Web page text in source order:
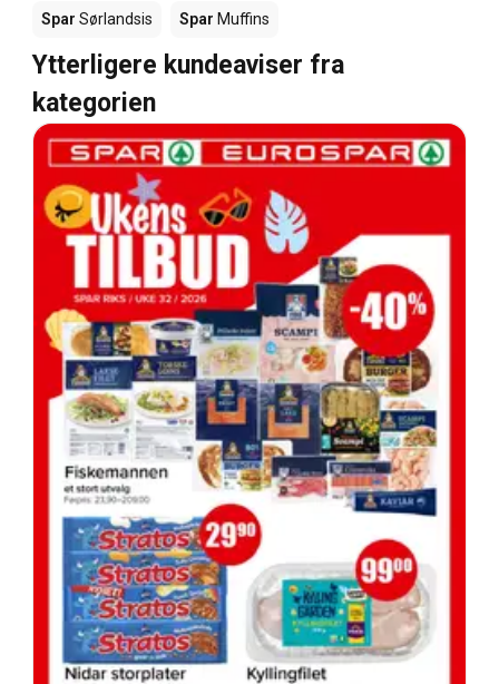
Spar Sørlandsis Spar Muffins
Ytterligere kundeaviser fra
kategorien